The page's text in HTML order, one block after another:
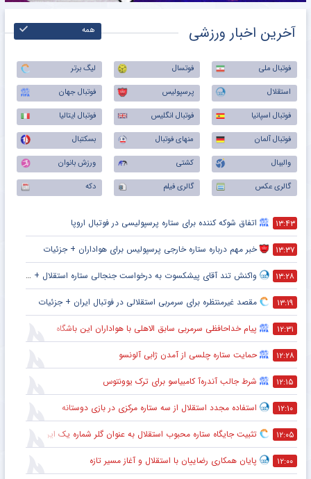
آخرین اخبار ورزشی همه
فوتبال ملی فوتسال
لیگ برتر
استقلال
پرسپولیس
فوتبال جهان
فوتبال اسپانیا
فوتبال انگلیس
فوتبال ایتالیا
فوتبال آلمان
منهای فوتبال
بسکتبال
والیبال
کشتی
ورزش بانوان
گالری عکس
گالری فیلم دکه
۱۳:۴۳ اتفاق شوکه کننده برای ستاره پرسپولیسی در فوتبال اروپا
۱۳:۳۷ خبر مهم درباره ستاره خارجی پرسپولیس برای هواداران + جزئیات
۱۳:۲۸ واکنش تند آقای پیشکسوت به درخواست جنجالی ستاره استقلال + جزئیات
۱۳:۱۹ مقصد غیرمنتظره برای سرمربی استقلالی در فوتبال ایران + جزئیات
۱۲:۳۱ پیام خداحافظی سرمربی سابق الاهلی با هواداران این باشگاه
۱۲:۲۸ حمایت ستاره چلسی از آمدن ژابی آلونسو
۱۲:۱۵ شرط جالب آندره‌آ کامبیاسو برای ترک یوونتوس
۱۲:۱۰ استفاده مجدد استقلال از سه ستاره مرکزی در بازی دوستانه
۱۲:۰۵ تثبیت جایگاه ستاره محبوب استقلال به عنوان گلر شماره یک این تیم برای شروع لیگ
۱۲:۰۰ پایان همکاری رضاییان با استقلال و آغاز مسیر تازه